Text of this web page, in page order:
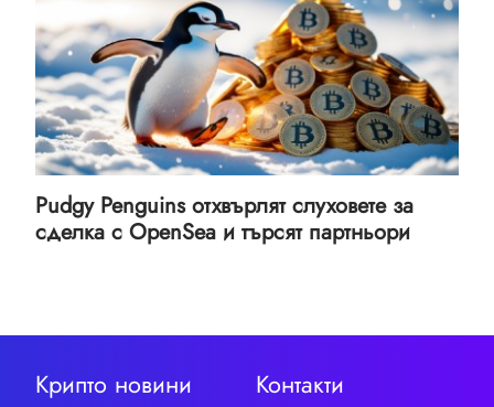
Pudgy Penguins отхвърлят слуховете за
сделка с OpenSea и търсят партньори
Крипто новини Контакти